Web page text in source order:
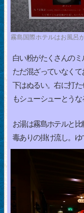
霧島国際ホテルはお風呂
白い粉がたくさんのミ
ただ混ざっていなくて
下はぬるい。右に打た
もシューシューとうな
お湯は霧島ホテルと
毒ありの掛け流し。ゆ